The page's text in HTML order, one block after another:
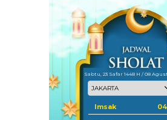
Sabtu, 23 Safar 1448 H / 08
Imsak